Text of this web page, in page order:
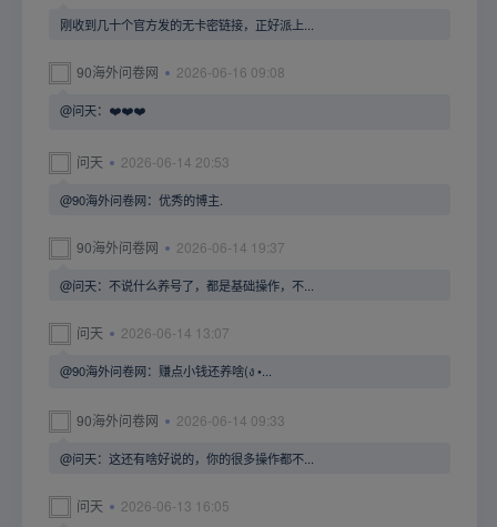
刚收到几十个官方发的无卡密链接，正好派上...
90海外问卷网 2026-06-16 09:08
@问天：❤️❤️❤️
问天 2026-06-14 20:53
@90海外问卷网：优秀的博主.
90海外问卷网 2026-06-14 19:37
@问天：不说什么养号了，都是基础操作，不...
问天 2026-06-14 13:07
@90海外问卷网：赚点小钱还养啥(ง •...
90海外问卷网 2026-06-14 09:33
@问天：这还有啥好说的，你的很多操作都不...
问天 2026-06-13 16:05